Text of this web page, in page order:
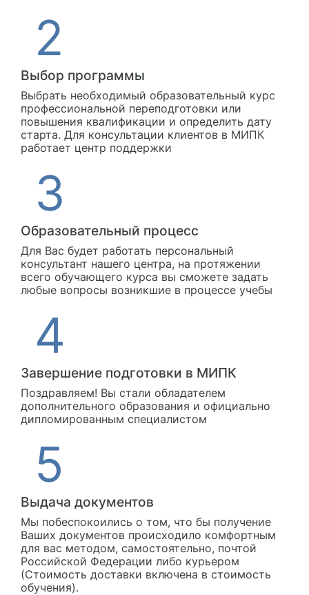
Выбор программы
Выбрать необходимый образовательный курс
профессиональной переподготовки или
повышения квалификации и определить дату
старта. Для консультации клиентов в МИПК
работает центр поддержки
Образовательный процесс
Для Вас будет работать персональный
консультант нашего центра, на протяжении
всего обучающего курса вы сможете задать
любые вопросы возникшие в процессе учебы
Завершение подготовки в МИПК
Поздравляем! Вы стали обладателем
дополнительного образования и официально
дипломированным специалистом
Выдача документов
Мы побеспокоились о том, что бы получение
Ваших документов происходило комфортным
для вас методом, самостоятельно, почтой
Российской Федерации либо курьером
(Стоимость доставки включена в стоимость
обучения).